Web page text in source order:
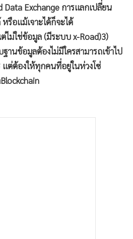
Data Exchange การแลกเปลี่ยน
หรือแม้เจาะได้ก็จะได้
ไม่ใช่ข้อมูล (มีระบบ x-Road)3)
านข้อมูลต้องไม่มีใครสามารถเข้าไป
แต่ต้องให้ทุกคนที่อยู่ในห่วงโซ่